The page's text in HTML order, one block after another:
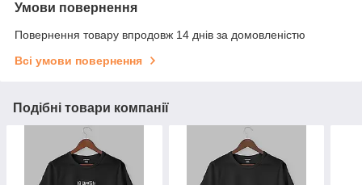
Умови повернення
Повернення товару впродовж 14 днів за домовленістю
Всі умови повернення
Подібні товари компанії